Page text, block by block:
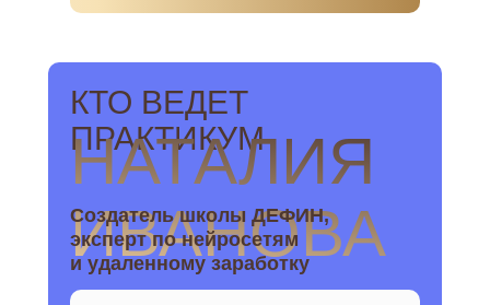
КТО ВЕДЕТ
ПРАКТИКУМ
НАТАЛИЯ
ИВАНОВА
Создатель школы ДЕФИН,
эксперт по нейросетям
и удаленному заработку